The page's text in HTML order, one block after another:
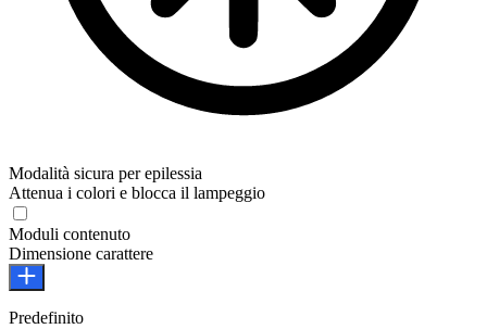
Modalità sicura per epilessia
Attenua i colori e blocca il lampeggio
Moduli contenuto
Dimensione carattere
Predefinito